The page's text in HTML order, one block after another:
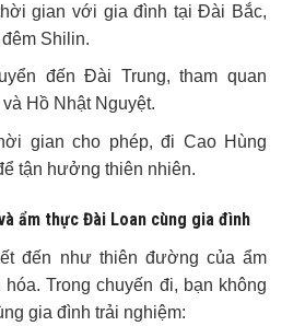
gian với gia đình tại Đài Bắc,
Shilin.
đến Đài Trung, tham quan
Hồ Nhật Nguyệt.
gian cho phép, đi Cao Hùng
tận hưởng thiên nhiên.
ẩm thực Đài Loan cùng gia đình
đến như thiên đường của ẩm
Trong chuyến đi, bạn không
gia đình trải nghiệm: